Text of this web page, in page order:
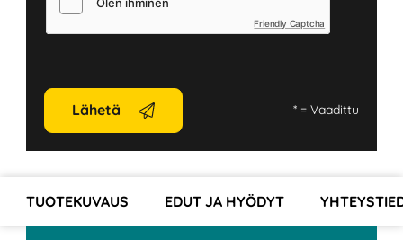
Friendly Captcha
Lähetä *= Vaadittu
TUOTEKUVAUS EDUT JA HYÖDYT